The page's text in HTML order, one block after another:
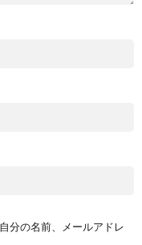
分の名前、メールアドレ